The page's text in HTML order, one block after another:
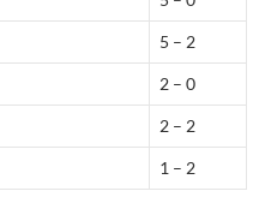
5 – 2
2 – 0
2 – 2
1 – 2